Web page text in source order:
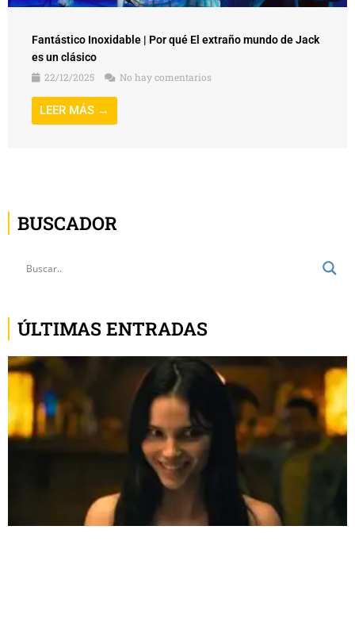
Fantástico Inoxidable | Por qué El extraño mundo de Jack
es un clásico
22/12/2025
No hay comentarios
LEER MÁS →
BUSCADOR
ÚLTIMAS ENTRADAS